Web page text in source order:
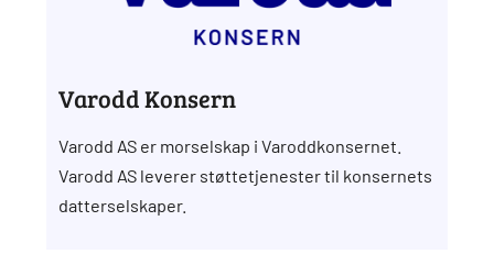
Varodd Konsern
Varodd AS er morselskap i Varoddkonsernet.
Varodd AS leverer støttetjenester til konsernets
datterselskaper.